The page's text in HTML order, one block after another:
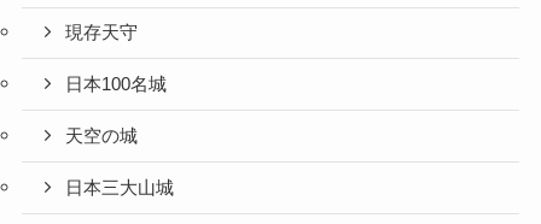
現存天守
日本100名城
天空の城
日本三大山城